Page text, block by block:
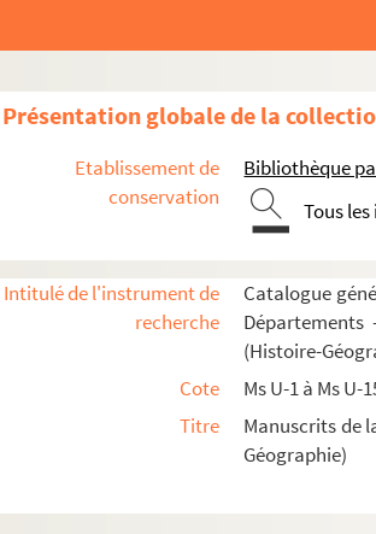
Présentation globale de la
Etablissement de
conservation
Bibliothèque
Tous
Intitulé de l'instrument de
recherche
Catalogue
Départements
(Histoire-
Cote
Ms U-1 à Ms U-
Titre
Manuscrits de
Géographie)
Fol. 58 vo. « Vita sancti Pauli primi
Fol. 61 vo. « Vita sancti Hylarii,
Fol. 64 vo. « Epistola sancti Hylarii ad
Fol. 65 vo. « Passio sancti Felicis
Fol. 79 vo. « Passio sancti Marcelli pape.
Fol. 79 vo. « Vita sancti Sulpicii,
Fol. 87 vo. « Miracula... Instaurat nostra
Fol. 92 vo. « Vita sancti Antonii abbatis.
Fol. 112 vo. « Vita sancti Launomari
Fol. 117. « Passio sancti Sebastiani. In
Fol. 131. « Passio sancte Agnetis virginis.